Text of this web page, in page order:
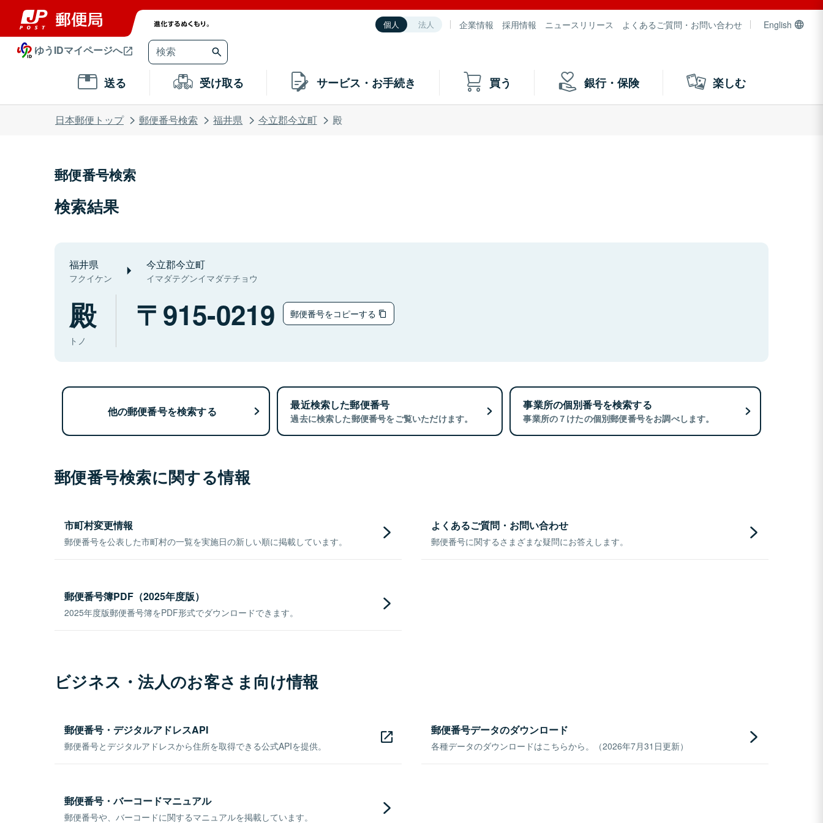
個人 法人 企業情報 採用情報 ニュースリリース よくあるご質問・お問い合わせ English
ゆうIDマイページへ
送る 受け取る サービス・お手続き 買う 銀行・保険 楽しむ
日本郵便トップ 郵便番号検索 福井県 今立郡今立町 殿
郵便番号検索
検索結果
福井県
フクイケン
今立郡今立町
イマダテグンイマダテチョウ
殿
トノ
915-0219 郵便番号をコピーする
他の郵便番号を検索する 最近検索した郵便番号
過去に検索した郵便番号をご覧いただけます。
事業所の個別番号を検索する
事業所の７けたの個別郵便番号をお調べします。
郵便番号検索に関する情報
市町村変更情報
郵便番号を公表した市町村の一覧を実施日の新しい順に掲載しています。
よくあるご質問・お問い合わせ
郵便番号に関するさまざまな疑問にお答えします。
郵便番号簿PDF（2025年度版）
2025年度版郵便番号簿をPDF形式でダウンロードできます。
ビジネス・法人のお客さま向け情報
郵便番号・デジタルアドレスAPI
郵便番号とデジタルアドレスから住所を取得できる公式APIを提供。
郵便番号データのダウンロード
各種データのダウンロードはこちらから。（2026年7月31日更新）
郵便番号・バーコードマニュアル
郵便番号や、バーコードに関するマニュアルを掲載しています。